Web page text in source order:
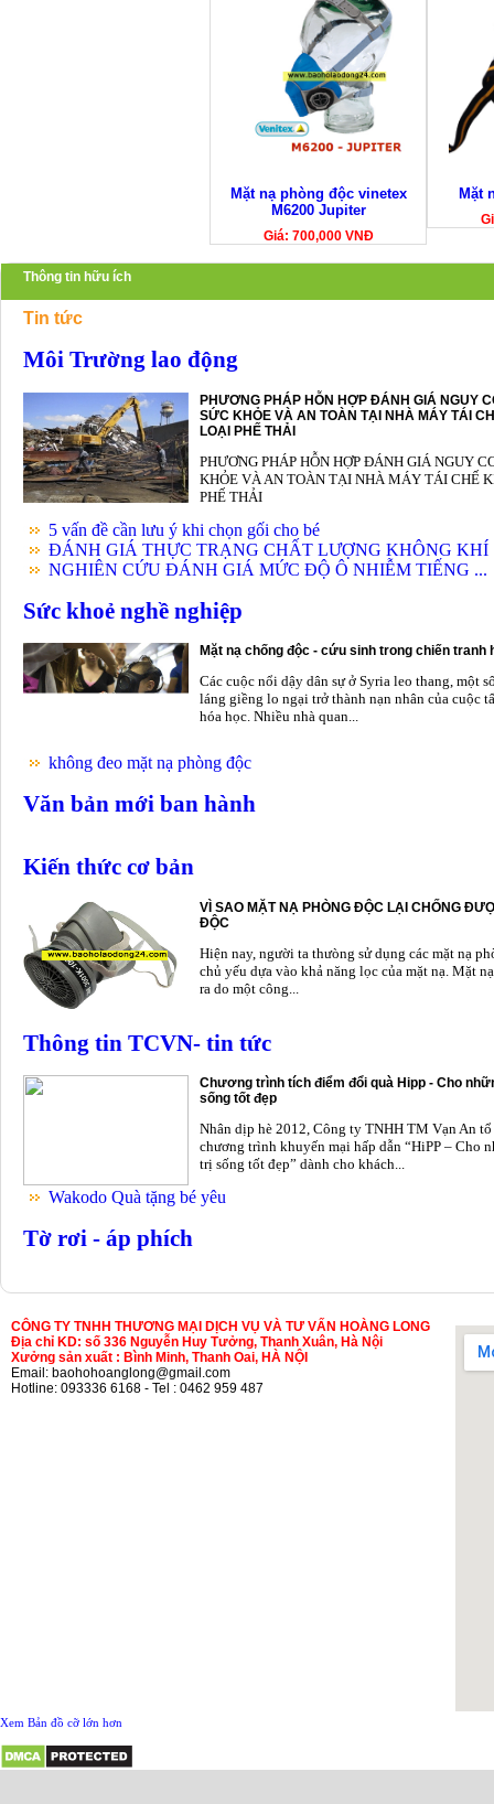
Mặt nạ phòng độc vinetex
M6200 Jupiter
Giá: 700,000 VNĐ
Mặt
Thông tin hữu ích
Tin tức
Môi Trường lao động
PHƯƠNG PHÁP HỖN HỢP ĐÁNH GIÁ NGUY
SỨC KHỎE VÀ AN TOÀN TẠI NHÀ MÁY TÁI
LOẠI PHẾ THẢI
PHƯƠNG PHÁP HỖN HỢP ĐÁNH GIÁ NGUY
KHỎE VÀ AN TOÀN TẠI NHÀ MÁY TÁI CHẾ
PHẾ THẢI
5 vấn đề cần lưu ý khi chọn gối cho bé
ĐÁNH GIÁ THỰC TRẠNG CHẤT LƯỢNG KHÔNG KHÍ
NGHIÊN CỨU ĐÁNH GIÁ MỨC ĐỘ Ô NHIỄM TIẾNG ...
Sức khoẻ nghề nghiệp
Mặt nạ chống độc - cứu sinh trong chiến tranh
Các cuộc nổi dậy dân sự ở Syria leo thang, một
láng giềng lo ngại trở thành nạn nhân của cuộc
hóa học. Nhiều nhà quan...
không đeo mặt nạ phòng độc
Văn bản mới ban hành
Kiến thức cơ bản
VÌ SAO MẶT NẠ PHÒNG ĐỘC LẠI CHỐNG
ĐỘC
Hiện nay, người ta thưòng sử dụng các mặt nạ
chủ yếu dựa vào khả năng lọc của mặt nạ. Mặt
ra do một công...
Thông tin TCVN- tin tức
Chương trình tích điểm đổi quà Hipp - Cho
sống tốt đẹp
Nhân dịp hè 2012, Công ty TNHH TM Vạn An
chương trình khuyến mại hấp dẫn “HiPP – Cho
trị sống tốt đẹp” dành cho khách...
Wakodo Quà tặng bé yêu
Tờ rơi - áp phích
CÔNG TY TNHH THƯƠNG MẠI DỊCH VỤ VÀ TƯ VẤN HOÀNG LONG
Địa chỉ KD: số 336 Nguyễn Huy Tưởng, Thanh Xuân, Hà Nội
Xưởng sản xuất : Bình Minh, Thanh Oai, HÀ NỘI
Email: baohohoanglong@gmail.com
Hotline: 093336 6168 - Tel : 0462 959 487
Xem Bản đồ cỡ lớn hơn